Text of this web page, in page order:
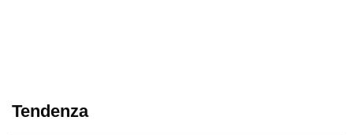
Tendenza